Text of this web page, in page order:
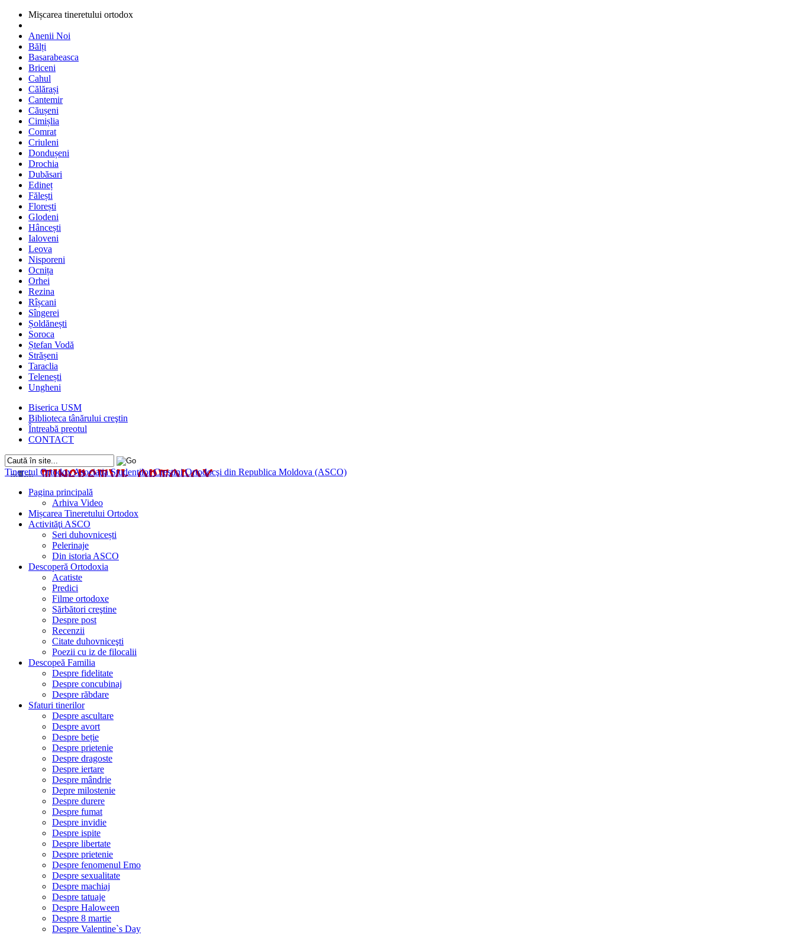
Mișcarea tineretului ortodox
Anenii Noi
Bălți
Basarabeasca
Briceni
Cahul
Călărași
Cantemir
Căușeni
Cimișlia
Comrat
Criuleni
Dondușeni
Drochia
Dubăsari
Edineț
Fălești
Florești
Glodeni
Hâncești
Ialoveni
Leova
Nisporeni
Ocnița
Orhei
Rezina
Rîșcani
Sîngerei
Șoldănești
Soroca
Ștefan Vodă
Strășeni
Taraclia
Telenești
Ungheni
Biserica USM
Biblioteca tânărului creştin
Întreabă preotul
CONTACT
Tineretul OrtodoxAsociaţia Studenţilor Creştini Ortodocşi din Republica Moldova (ASCO)
Pagina principală
Arhiva Video
Mișcarea Tineretului Ortodox
Activităţi ASCO
Seri duhovnicești
Pelerinaje
Din istoria ASCO
Descoperă Ortodoxia
Acatiste
Predici
Filme ortodoxe
Sărbători creştine
Despre post
Recenzii
Citate duhovniceşti
Poezii cu iz de filocalii
Descopeă Familia
Despre fidelitate
Despre concubinaj
Despre răbdare
Sfaturi tinerilor
Despre ascultare
Despre avort
Despre beție
Despre prietenie
Despre dragoste
Despre iertare
Despre mândrie
Depre milostenie
Despre durere
Despre fumat
Despre invidie
Despre ispite
Despre libertate
Despre prietenie
Despre fenomenul Emo
Despre sexualitate
Despre machiaj
Despre tatuaje
Despre Haloween
Despre 8 martie
Despre Valentine`s Day